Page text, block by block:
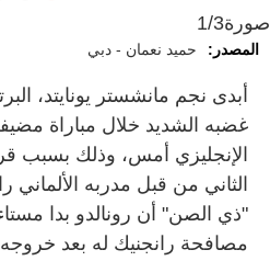
صورة1/3
المصدر: حميد نعمان - دبي
أبدى نجم مانشستر يونايتد،
غضبه الشديد خلال مباراة
الإنجليزي أمس، وذلك بسبب
الثاني من قبل مدربه
"ذي الصن" أن رونالدو بدا
مصافحة رانجنيك له بعد